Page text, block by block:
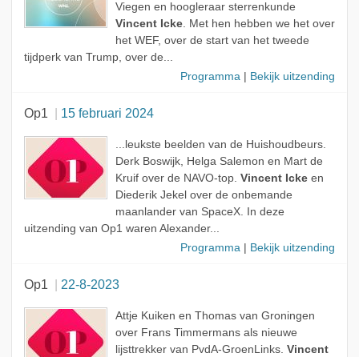
Viegen en hoogleraar sterrenkunde
Vincent Icke. Met hen hebben we het over
het WEF, over de start van het tweede
tijdperk van Trump, over de...
Programma
Bekijk uitzending
Op1 15 februari 2024
...leukste beelden van de Huishoudbeurs.
Derk Boswijk, Helga Salemon en Mart de
Kruif over de NAVO-top. Vincent Ickeen
Diederik Jekel over de onbemande
maanlander van SpaceX. In deze
uitzending van Op1 waren Alexander...
Programma
Bekijk uitzending
Op1 22-8-2023
Attje Kuiken en Thomas van Groningen
over Frans Timmermans als nieuwe
lijsttrekker van PvdA-GroenLinks. Vincent